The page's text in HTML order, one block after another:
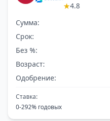
★4.8
Сумма:
Срок:
Без %:
Возраст:
Одобрение:
Ставка:
0-292% годовых